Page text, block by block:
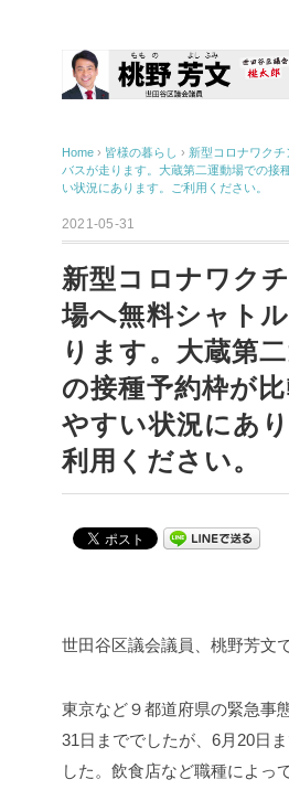
Home › 皆様の暮らし › 新型コロナワク
バスが走ります。大蔵第二運動場での接
い状況にあります。ご利用ください。
2021-05-31
新型コロナワク
場へ無料シャト
ります。大蔵第
の接種予約枠が比
やすい状況にあ
利用ください。
世田谷区議会議員、桃野芳文で
東京など９都道府県の緊急事
31日まででしたが、6月20日
した。飲食店など職種によっ